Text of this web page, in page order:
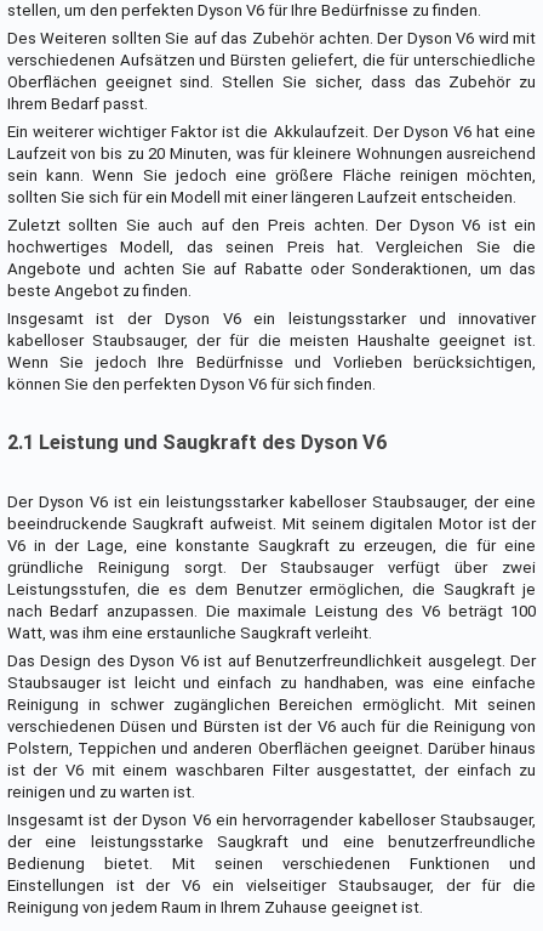
stellen, um den perfekten Dyson V6 für Ihre Bedürfnisse zu finden.
Des Weiteren sollten Sie auf das Zubehör achten. Der Dyson V6 wird mit
verschiedenen Aufsätzen und Bürsten geliefert, die für unterschiedliche
Oberflächen geeignet sind. Stellen Sie sicher, dass das Zubehör zu
Ihrem Bedarf passt.
Ein weiterer wichtiger Faktor ist die Akkulaufzeit. Der Dyson V6 hat eine
Laufzeit von bis zu 20 Minuten, was für kleinere Wohnungen ausreichend
sein kann. Wenn Sie jedoch eine größere Fläche reinigen möchten,
sollten Sie sich für ein Modell mit einer längeren Laufzeit entscheiden.
Zuletzt sollten Sie auch auf den Preis achten. Der Dyson V6 ist ein
hochwertiges Modell, das seinen Preis hat. Vergleichen Sie die
Angebote und achten Sie auf Rabatte oder Sonderaktionen, um das
beste Angebot zu finden.
Insgesamt ist der Dyson V6 ein leistungsstarker und innovativer
kabelloser Staubsauger, der für die meisten Haushalte geeignet ist.
Wenn Sie jedoch Ihre Bedürfnisse und Vorlieben berücksichtigen,
können Sie den perfekten Dyson V6 für sich finden.
2.1 Leistung und Saugkraft des Dyson V6
Der Dyson V6 ist ein leistungsstarker kabelloser Staubsauger, der eine
beeindruckende Saugkraft aufweist. Mit seinem digitalen Motor ist der
V6 in der Lage, eine konstante Saugkraft zu erzeugen, die für eine
gründliche Reinigung sorgt. Der Staubsauger verfügt über zwei
Leistungsstufen, die es dem Benutzer ermöglichen, die Saugkraft je
nach Bedarf anzupassen. Die maximale Leistung des V6 beträgt 100
Watt, was ihm eine erstaunliche Saugkraft verleiht.
Das Design des Dyson V6 ist auf Benutzerfreundlichkeit ausgelegt. Der
Staubsauger ist leicht und einfach zu handhaben, was eine einfache
Reinigung in schwer zugänglichen Bereichen ermöglicht. Mit seinen
verschiedenen Düsen und Bürsten ist der V6 auch für die Reinigung von
Polstern, Teppichen und anderen Oberflächen geeignet. Darüber hinaus
ist der V6 mit einem waschbaren Filter ausgestattet, der einfach zu
reinigen und zu warten ist.
Insgesamt ist der Dyson V6 ein hervorragender kabelloser Staubsauger,
der eine leistungsstarke Saugkraft und eine benutzerfreundliche
Bedienung bietet. Mit seinen verschiedenen Funktionen und
Einstellungen ist der V6 ein vielseitiger Staubsauger, der für die
Reinigung von jedem Raum in Ihrem Zuhause geeignet ist.